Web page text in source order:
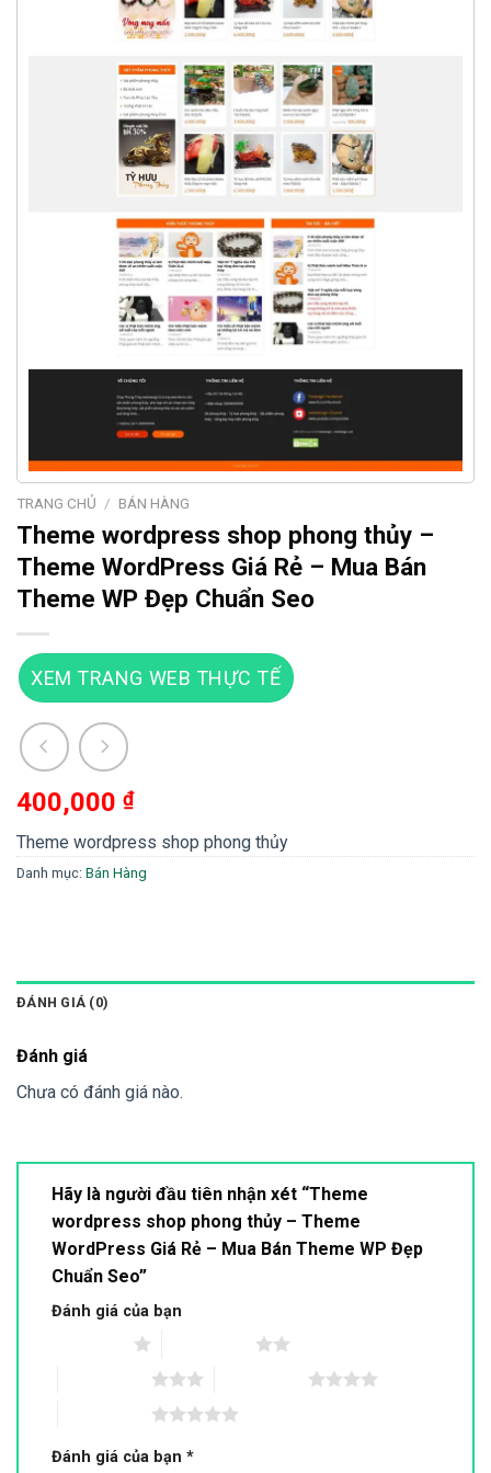
TRANG CHỦ / BÁN HÀNG
Theme wordpress shop phong thủy –
Theme WordPress Giá Rẻ – Mua Bán
Theme WP Đẹp Chuẩn Seo
XEM TRANG WEB THỰC TẾ
400,000 ₫
Theme wordpress shop phong thủy
Danh mục: Bán Hàng
ĐÁNH GIÁ (0)
Đánh giá
Chưa có đánh giá nào.
Hãy là người đầu tiên nhận xét “Theme
wordpress shop phong thủy – Theme
WordPress Giá Rẻ – Mua Bán Theme WP Đẹp
Chuẩn Seo”
Đánh giá của bạn
Đánh giá của bạn *